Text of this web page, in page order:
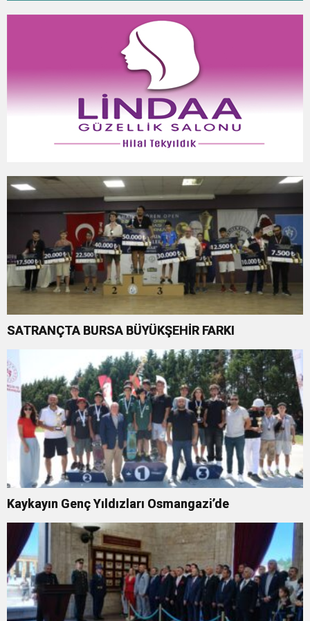
SATRANÇTA BURSA BÜYÜKŞEHİR FARKI
Kaykayın Genç Yıldızları Osmangazi’de